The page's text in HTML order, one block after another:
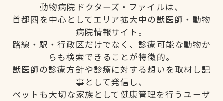
動物病院ドクターズ・ファイルは、
首都圏を中心としてエリア拡大中の獣医師・動物
病院情報サイト。
路線・駅・行政区だけでなく、診療可能な動物か
らも検索できることが特徴的。
獣医師の診療方針や診療に対する想いを取材し記
事として発信し、
ペットも大切な家族として健康管理を行うユーザ